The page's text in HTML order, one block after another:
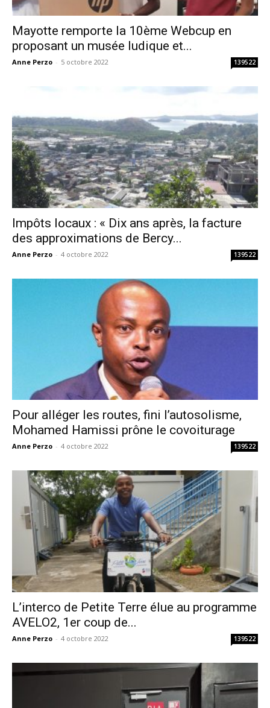
Mayotte remporte la 10ème Webcup en
proposant un musée ludique et...
Anne Perzo - 5 octobre 2022 139522
Impôts locaux : « Dix ans après, la facture
des approximations de Bercy...
Anne Perzo - 4 octobre 2022 139522
Pour alléger les routes, fini l’autosolisme,
Mohamed Hamissi prône le covoiturage
Anne Perzo - 4 octobre 2022 139522
L’interco de Petite Terre élue au programme
AVELO2, 1er coup de...
Anne Perzo - 4 octobre 2022 139522